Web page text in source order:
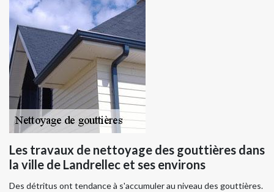
Les travaux de nettoyage des gouttières dans
la ville de Landrellec et ses environs
Des détritus ont tendance à s'accumuler au niveau des gouttières.